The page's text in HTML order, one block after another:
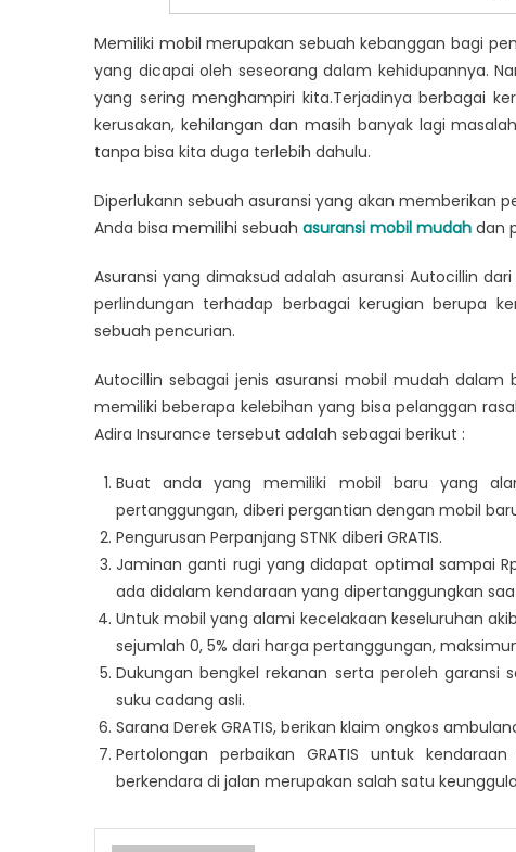
Memiliki mobil merupakan sebuah kebanggan bagi
yang dicapai oleh seseorang dalam kehidupannya.
yang sering menghampiri kita.Terjadinya berbagai
kerusakan, kehilangan dan masih banyak lagi
tanpa bisa kita duga terlebih dahulu.
Diperlukann sebuah asuransi yang akan memberikan
Anda bisa memilihi sebuah asuransi mobil mudah dan
Asuransi yang dimaksud adalah asuransi Autocillin
perlindungan terhadap berbagai kerugian berupa
sebuah pencurian.
Autocillin sebagai jenis asuransi mobil mudah dalam
memiliki beberapa kelebihan yang bisa pelanggan
Adira Insurance tersebut adalah sebagai berikut :
Buat anda yang memiliki mobil baru yang
pertanggungan, diberi pergantian dengan mobil
Pengurusan Perpanjang STNK diberi GRATIS.
Jaminan ganti rugi yang didapat optimal sampai
ada didalam kendaraan yang dipertanggungkan
Untuk mobil yang alami kecelakaan keseluruhan
sejumlah 0, 5% dari harga pertanggungan,
Dukungan bengkel rekanan serta peroleh garansi
suku cadang asli.
Sarana Derek GRATIS, berikan klaim ongkos
Pertolongan perbaikan GRATIS untuk
berkendara di jalan merupakan salah satu